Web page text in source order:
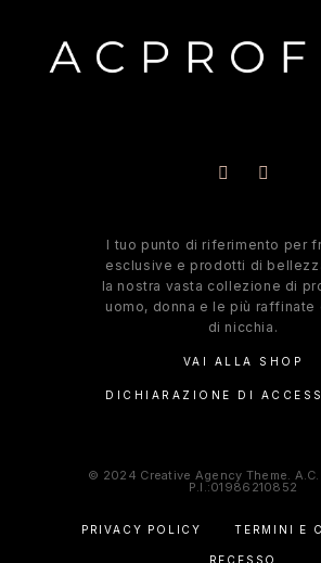
l tuo punto di riferimento per
esclusive e prodotti di
la nostra vasta collezione di
uomo, donna e le più raffinate
di nicchia.
VAI ALLA SHOP
DICHIARAZIONE DI
© 2024 Creative Agency Theme. A.C.
P.I.:01986210852
PRIVACY POLICY TERMINI E
RECESSO